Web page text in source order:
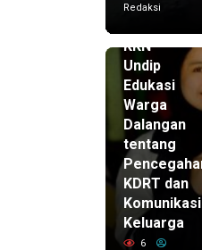
Redaksi
KKN
Undip
Edukasi
Warga
Dalangan
tentang
KDRT dan
Komunikasi
Keluarga
6